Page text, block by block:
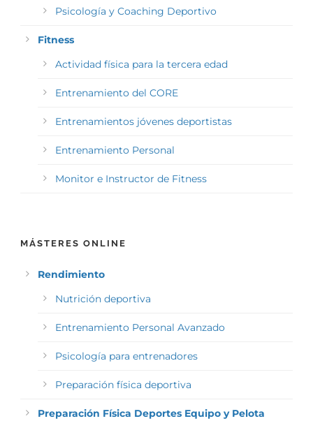
Psicología y Coaching Deportivo
Fitness
Actividad física para la tercera edad
Entrenamiento del CORE
Entrenamientos jóvenes deportistas
Entrenamiento Personal
Monitor e Instructor de Fitness
MÁSTERES ONLINE
Rendimiento
Nutrición deportiva
Entrenamiento Personal Avanzado
Psicología para entrenadores
Preparación física deportiva
Preparación Física Deportes Equipo y Pelota